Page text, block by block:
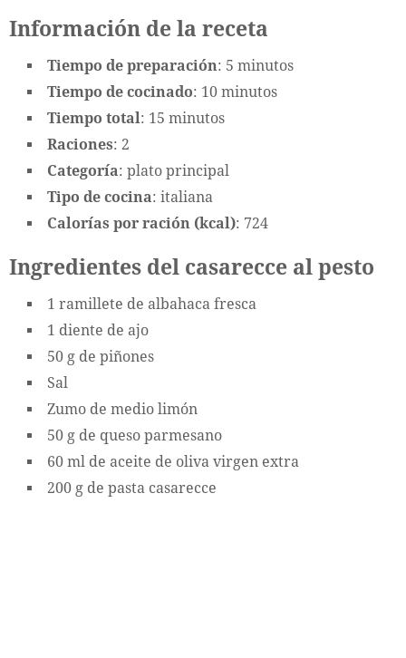
Información de la receta
Tiempo de preparación: 5 minutos
Tiempo de cocinado: 10 minutos
Tiempo total: 15 minutos
Raciones: 2
Categoría: plato principal
Tipo de cocina: italiana
Calorías por ración (kcal): 724
Ingredientes del casarecce al pesto
1 ramillete de albahaca fresca
1 diente de ajo
50 g de piñones
Sal
Zumo de medio limón
50 g de queso parmesano
60 ml de aceite de oliva virgen extra
200 g de pasta casarecce